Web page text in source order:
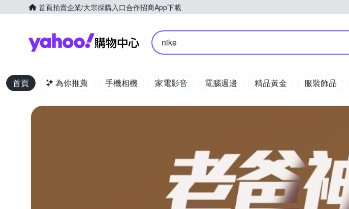
首頁拍賣企業/大宗採購入口合作招商App下載
Yahoo購物中心
nike
首頁 為你推薦 手機相機 家電影音 電腦週邊 精品黃金 服裝飾品